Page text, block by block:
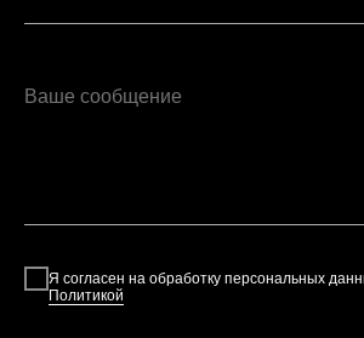
Ваше сообщение
Я согласен на обработку персональных
Политикой